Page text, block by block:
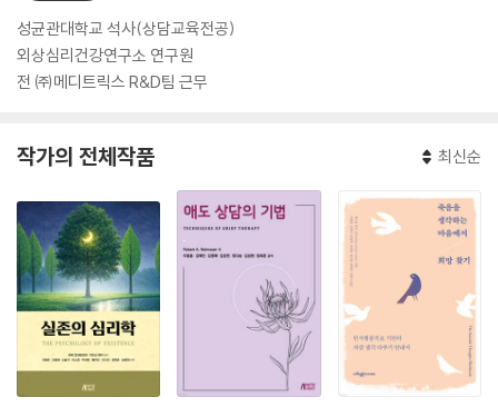
성균관대학교 석사(상담교육전공)
외상심리건강연구소 연구원
전 ㈜메디트릭스 R&D팀 근무
작가의 전체작품 최신순